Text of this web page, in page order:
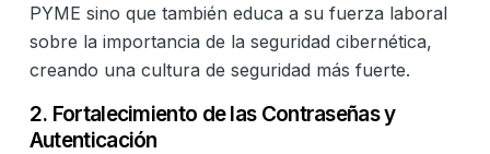
PYME sino que también educa a su fuerza laboral
sobre la importancia de la seguridad cibernética,
creando una cultura de seguridad más fuerte.
2. Fortalecimiento de las Contraseñas y
Autenticación